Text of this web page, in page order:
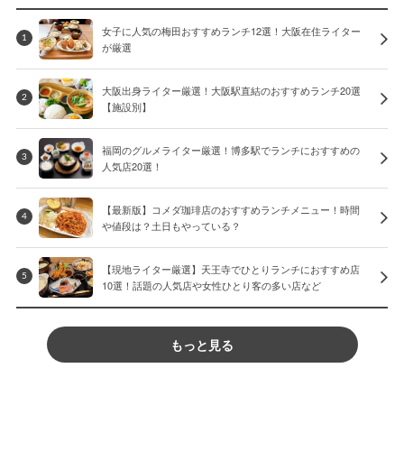
1
女子に人気の梅田おすすめランチ12選！大阪在住ライター
が厳選
2
大阪出身ライター厳選！大阪駅直結のおすすめランチ20選
【施設別】
3
福岡のグルメライター厳選！博多駅でランチにおすすめの
人気店20選！
4
【最新版】コメダ珈琲店のおすすめランチメニュー！時間
や値段は？土日もやっている？
5
【現地ライター厳選】天王寺でひとりランチにおすすめ店
10選！話題の人気店や女性ひとり客の多い店など
もっと見る